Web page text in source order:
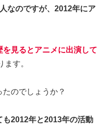
なのですが、2012年にア
見るとアニメに出演して
ます。
のでしょうか？
2012年と2013年の活動